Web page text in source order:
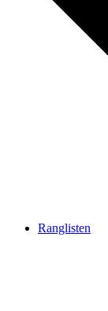
Ranglisten